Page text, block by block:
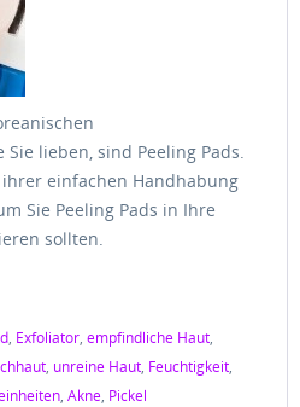
lieben, sind Peeling Pads.
einfachen Handhabung
Sie Peeling Pads in Ihre
sollten.
, Exfoliator, empfindliche Haut,
, unreine Haut, Feuchtigkeit,
, Akne, Pickel